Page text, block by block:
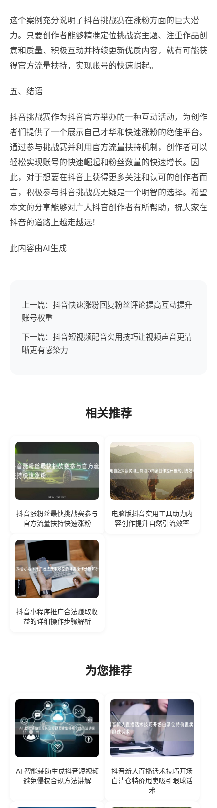
这个案例充分说明了抖音挑战赛在涨粉方面的巨大潜
力。只要创作者能够精准定位挑战赛主题、注重作品创
意和质量、积极互动并持续更新优质内容，就有可能获
得官方流量扶持，实现账号的快速崛起。
五、结语
抖音挑战赛作为抖音官方举办的一种互动活动，为创作
者们提供了一个展示自己才华和快速涨粉的绝佳平台。
通过参与挑战赛并利用官方流量扶持机制，创作者可以
轻松实现账号的快速崛起和粉丝数量的快速增长。因
此，对于想要在抖音上获得更多关注和认可的创作者而
言，积极参与抖音挑战赛无疑是一个明智的选择。希望
本文的分享能够对广大抖音创作者有所帮助，祝大家在
抖音的道路上越走越远！
此内容由AI生成
上一篇：抖音快速涨粉回复粉丝评论提高互动提升
账号权重
下一篇：抖音短视频配音实用技巧让视频声音更清
晰更有感染力
相关推荐
抖音涨粉丝最快挑战赛参与
官方流量扶持快速涨粉
电脑版抖音实用工具助力内
容创作提升自然引流效率
抖音小程序推广合法赚取收
益的详细操作步骤解析
为您推荐
AI 智能辅助生成抖音短视频
避免侵权合规方法讲解
抖音新人直播话术技巧开场
白清仓特价甩卖吸引眼球话
术